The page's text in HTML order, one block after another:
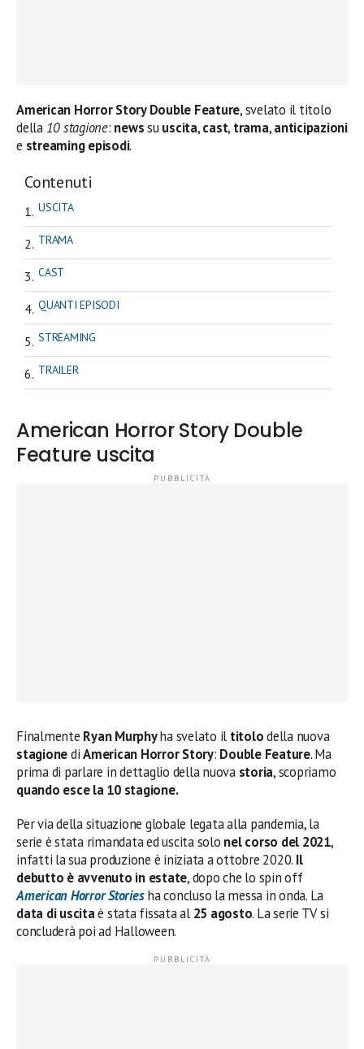
American Horror Story Double Feature, svelato il titolo
della 10 stagione: newssuuscita,cast, trama,anticipazioni
e streaming episodi.
Contenuti
USCITA
TRAMA
CAST
QUANTI EPISODI
STREAMING
TRAILER
American Horror Story Double
Feature uscita
Finalmente Ryan Murphyha svelato il titolodella nuova
stagionediAmerican Horror Story: Double Feature. Ma
prima di parlare in dettaglio della nuova storia, scopriamo
quando esce la 10 stagione.
Per via della situazione globale legata alla pandemia, la
serie è stata rimandata ed uscita solo nel corso del 2021,
infatti la sua produzione è iniziata a ottobre 2020. Il
debutto è avvenuto in estate, dopo che lo spin off
American Horror Storiesha concluso la messa in onda. La
data di uscitaè stata fissata al 25 agosto. La serie TV si
concluderà poi ad Halloween.